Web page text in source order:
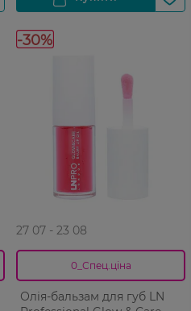
-30%
27 07 - 23 08
0_Спец.ціна
Олія-бальзам для губ LN